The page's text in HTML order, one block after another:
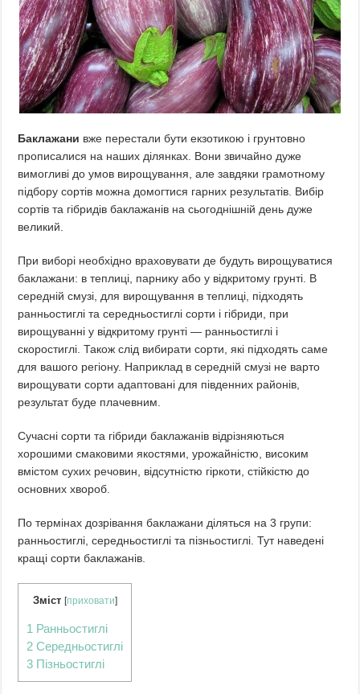
Баклажани вже перестали бути екзотикою і грунтовно
прописалися на наших ділянках. Вони звичайно дуже
вимогливі до умов вирощування, але завдяки грамотному
підбору сортів можна домогтися гарних результатів. Вибір
сортів та гібридів баклажанів на сьогоднішній день дуже
великий.
При виборі необхідно враховувати де будуть вирощуватися
баклажани: в теплиці, парнику або у відкритому грунті. В
середній смузі, для вирощування в теплиці, підходять
ранньостиглі та середньостиглі сорти і гібриди, при
вирощуванні у відкритому грунті — ранньостиглі і
скоростиглі. Також слід вибирати сорти, які підходять саме
для вашого регіону. Наприклад в середній смузі не варто
вирощувати сорти адаптовані для південних районів,
результат буде плачевним.
Сучасні сорти та гібриди баклажанів відрізняються
хорошими смаковими якостями, урожайністю, високим
вмістом сухих речовин, відсутністю гіркоти, стійкістю до
основних хвороб.
По термінах дозрівання баклажани діляться на 3 групи:
ранньостиглі, середньостиглі та пізньостиглі. Тут наведені
кращі сорти баклажанів.
Зміст [приховати]
1 Ранньостиглі
2 Середньостиглі
3 Пізньостиглі